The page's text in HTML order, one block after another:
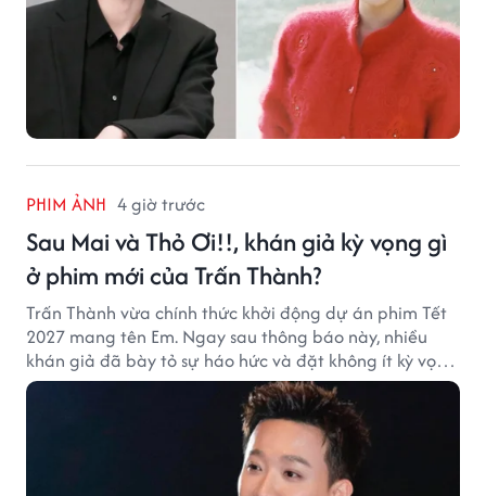
PHIM ẢNH 4 giờ trước
Sau Mai và Thỏ Ơi!!, khán giả kỳ vọng gì
ở phim mới của Trấn Thành?
Trấn Thành vừa chính thức khởi động dự án phim Tết
2027 mang tên Em. Ngay sau thông báo này, nhiều
khán giả đã bày tỏ sự háo hức và đặt không ít kỳ vọng
vào bộ phim mới của Trấn Thành.